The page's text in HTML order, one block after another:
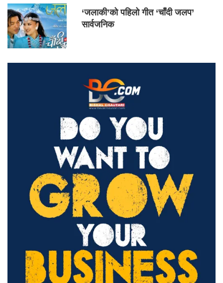
‘जलाकी’को पहिलो गीत ‘चाँदी जलप’
सार्वजनिक